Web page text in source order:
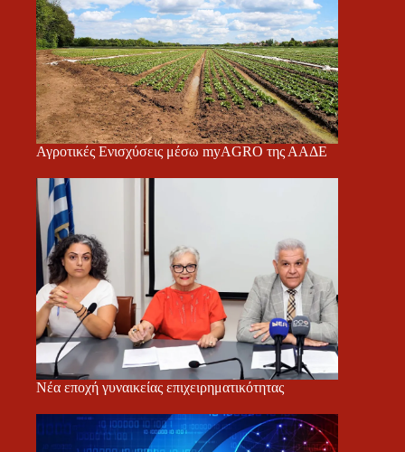
Αγροτικές Ενισχύσεις μέσω myAGRO της ΑΑΔΕ
Νέα εποχή γυναικείας επιχειρηματικότητας